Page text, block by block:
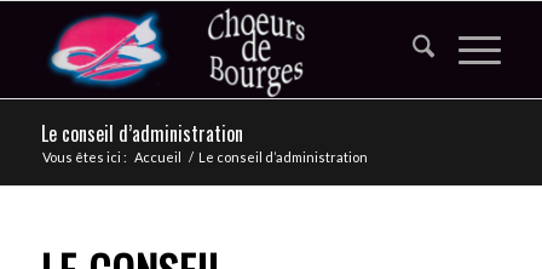
Le conseil d’administration
Vous êtes ici : Accueil / Le conseil d’administration